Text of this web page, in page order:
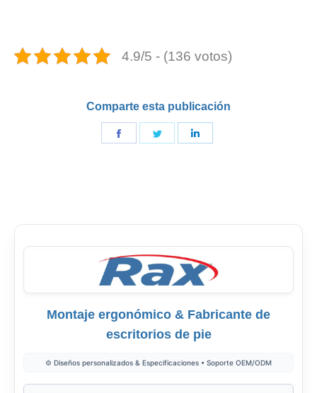
4.9/5 - (136 votos)
Comparte esta publicación
CompartirCompartir
Montaje ergonómico & Fabricante de
escritorios de pie
⚙️ Diseños personalizados & Especificaciones • Soporte OEM/ODM